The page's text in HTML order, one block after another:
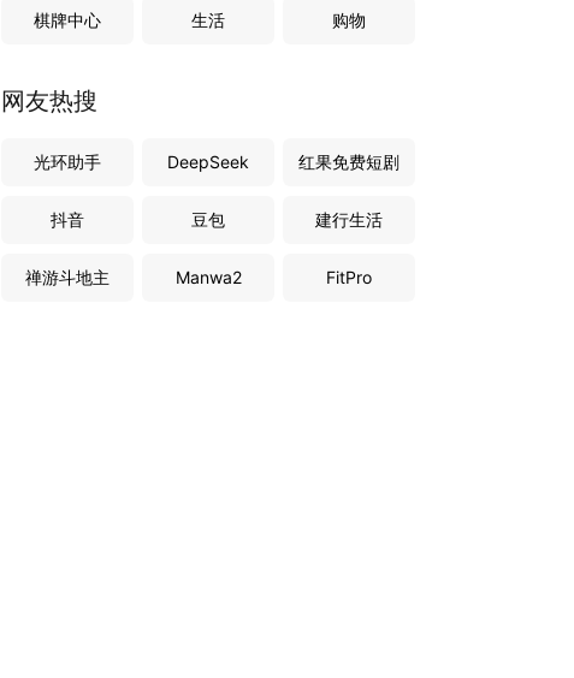
棋牌中心 生活 购物
网友热搜
光环助手 DeepSeek 红果免费短剧
抖音 豆包 建行生活
禅游斗地主 Manwa2 FitPro